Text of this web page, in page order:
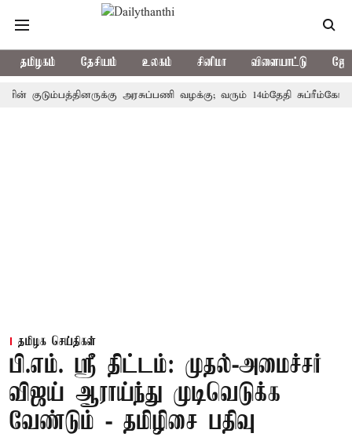
தமிழகம் தேசியம் உலகம் சினிமா விளையாட்டு
அரசுப்பணி வழக்கு; வரும் 14ம்தேதி சுப்ரீம்கோர்ட்டில்
தமிழக செய்திகள்
பி.எம். ஸ்ரீ திட்டம்: முதல்-அமைச்சர்
விஜய் ஆராய்ந்து முடிவெடுக்க
வேண்டும் - தமிழிசை பதிவு